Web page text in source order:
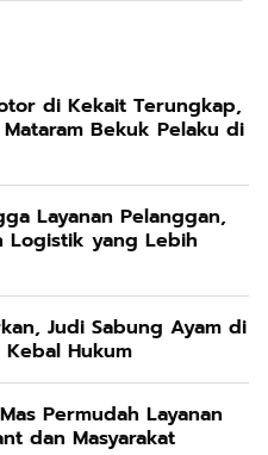
di Kekait Terungkap,
Bekuk Pelaku di
Layanan Pelanggan,
Logistik yang Lebih
Judi Sabung Ayam di
Hukum
Permudah Layanan
dan Masyarakat